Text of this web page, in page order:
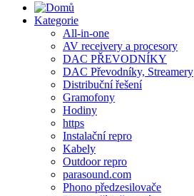
Kategorie
All-in-one
AV receivery a procesory
DAC PŘEVODNÍKY
DAC Převodníky, Streamery
Distribuční řešení
Gramofony
Hodiny
https
Instalační repro
Kabely
Outdoor repro
parasound.com
Phono předzesilovače